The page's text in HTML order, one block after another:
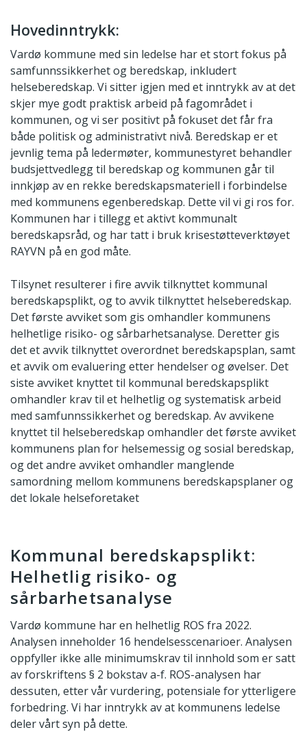
Hovedinntrykk:
Vardø kommune med sin ledelse har et stort fokus på
samfunnssikkerhet og beredskap, inkludert
helseberedskap. Vi sitter igjen med et inntrykk av at det
skjer mye godt praktisk arbeid på fagområdet i
kommunen, og vi ser positivt på fokuset det får fra
både politisk og administrativt nivå. Beredskap er et
jevnlig tema på ledermøter, kommunestyret behandler
budsjettvedlegg til beredskap og kommunen går til
innkjøp av en rekke beredskapsmateriell i forbindelse
med kommunens egenberedskap. Dette vil vi gi ros for.
Kommunen har i tillegg et aktivt kommunalt
beredskapsråd, og har tatt i bruk krisestøtteverktøyet
RAYVN på en god måte.
Tilsynet resulterer i fire avvik tilknyttet kommunal
beredskapsplikt, og to avvik tilknyttet helseberedskap.
Det første avviket som gis omhandler kommunens
helhetlige risiko- og sårbarhetsanalyse. Deretter gis
det et avvik tilknyttet overordnet beredskapsplan, samt
et avvik om evaluering etter hendelser og øvelser. Det
siste avviket knyttet til kommunal beredskapsplikt
omhandler krav til et helhetlig og systematisk arbeid
med samfunnssikkerhet og beredskap. Av avvikene
knyttet til helseberedskap omhandler det første avviket
kommunens plan for helsemessig og sosial beredskap,
og det andre avviket omhandler manglende
samordning mellom kommunens beredskapsplaner og
det lokale helseforetaket
Kommunal beredskapsplikt:
Helhetlig risiko- og
sårbarhetsanalyse
Vardø kommune har en helhetlig ROS fra 2022.
Analysen inneholder 16 hendelsesscenarioer. Analysen
oppfyller ikke alle minimumskrav til innhold som er satt
av forskriftens § 2 bokstav a-f. ROS-analysen har
dessuten, etter vår vurdering, potensiale for ytterligere
forbedring. Vi har inntrykk av at kommunens ledelse
deler vårt syn på dette.